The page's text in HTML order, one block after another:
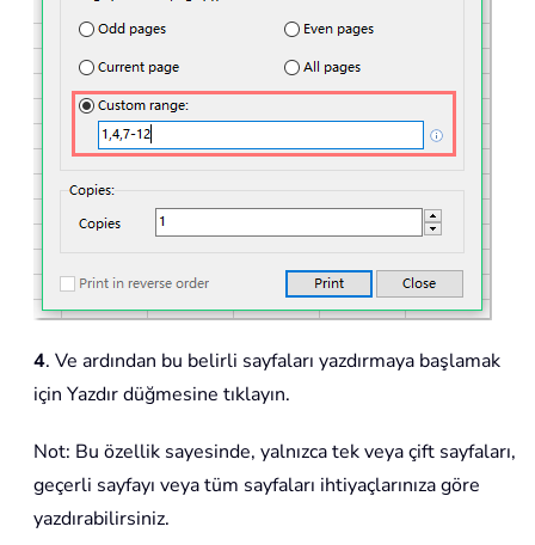
4. Ve ardından bu belirli sayfaları yazdırmaya başlamak
için Yazdır düğmesine tıklayın.
Not: Bu özellik sayesinde, yalnızca tek veya çift sayfaları,
geçerli sayfayı veya tüm sayfaları ihtiyaçlarınıza göre
yazdırabilirsiniz.